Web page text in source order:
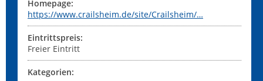
Homepage:
https://www.crailsheim.de/site/Crailsheim/…
Eintrittspreis:
Freier Eintritt
Kategorien: